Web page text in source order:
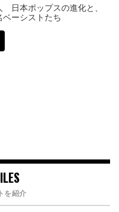
日本ポップスの進化と、
ーシストたち
を紹介